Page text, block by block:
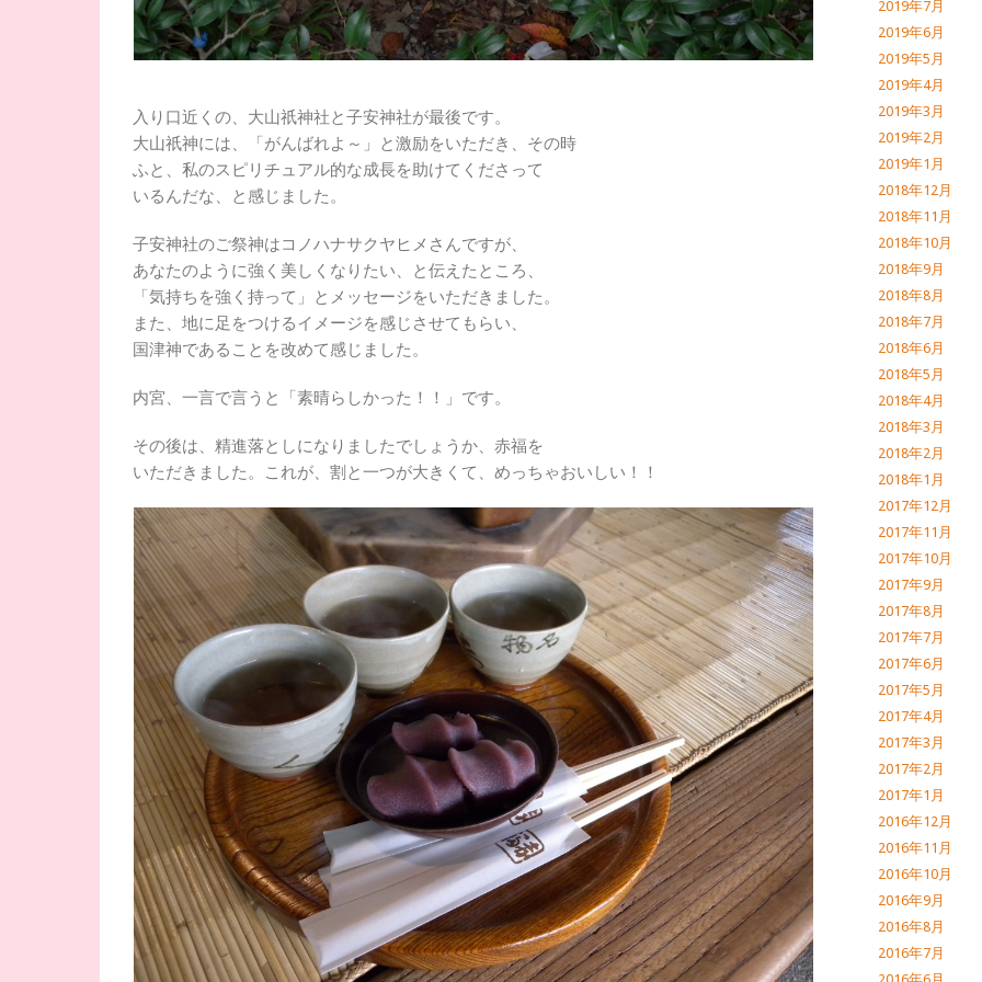
入り口近くの、大山祇神社と子安神社が最後です。
大山祇神には、「がんばれよ～」と激励をいただき、その時
ふと、私のスピリチュアル的な成長を助けてくださって
いるんだな、と感じました。
子安神社のご祭神はコノハナサクヤヒメさんですが、
あなたのように強く美しくなりたい、と伝えたところ、
「気持ちを強く持って」とメッセージをいただきました。
また、地に足をつけるイメージを感じさせてもらい、
国津神であることを改めて感じました。
内宮、一言で言うと「素晴らしかった！！」です。
その後は、精進落としになりましたでしょうか、赤福を
いただきました。これが、割と一つが大きくて、めっちゃおいしい！！
2019年7月
2019年6月
2019年5月
2019年4月
2019年3月
2019年2月
2019年1月
2018年12月
2018年11月
2018年10月
2018年9月
2018年8月
2018年7月
2018年6月
2018年5月
2018年4月
2018年3月
2018年2月
2018年1月
2017年12月
2017年11月
2017年10月
2017年9月
2017年8月
2017年7月
2017年6月
2017年5月
2017年4月
2017年3月
2017年2月
2017年1月
2016年12月
2016年11月
2016年10月
2016年9月
2016年8月
2016年7月